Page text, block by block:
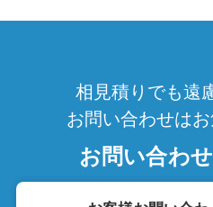
相見積りでも遠
お問い合わせはお
お問い合わ